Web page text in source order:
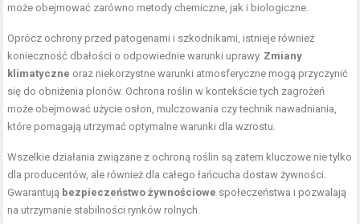
może obejmować zarówno metody chemiczne, jak i biologiczne.
Oprócz ochrony przed patogenami i szkodnikami, istnieje również
konieczność dbałości o odpowiednie warunki uprawy. Zmiany
klimatyczne oraz niekorzystne warunki atmosferyczne mogą przyczynić
się do obniżenia plonów. Ochrona roślin w kontekście tych zagrożeń
może obejmować użycie osłon, mulczowania czy technik nawadniania,
które pomagają utrzymać optymalne warunki dla wzrostu.
Wszelkie działania związane z ochroną roślin są zatem kluczowe nie tylko
dla producentów, ale również dla całego łańcucha dostaw żywności.
Gwarantują bezpieczeństwo żywnościowe społeczeństwa i pozwalają
na utrzymanie stabilności rynków rolnych.